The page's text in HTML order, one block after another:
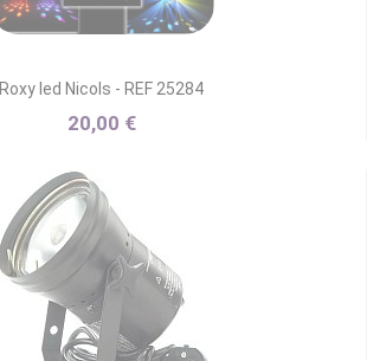
Roxy led Nicols - REF 25284
20,00 €